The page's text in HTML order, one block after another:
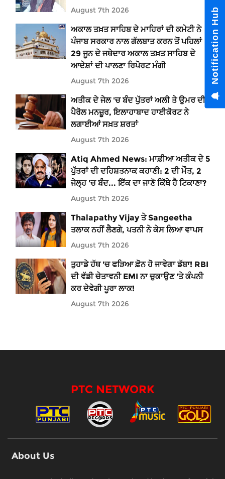
August 7th 2026
ਅਕਾਲ ਤਖ਼ਤ ਸਾਹਿਬ ਦੇ ਮਾਹਿਰਾਂ ਦੀ ਕਮੇਟੀ ਨੇ
ਪੰਜਾਬ ਸਰਕਾਰ ਨਾਲ ਗੱਲਬਾਤ ਕਰਨ ਤੋਂ ਪਹਿਲਾਂ
29 ਜੂਨ ਦੇ ਜਥੇਦਾਰ ਅਕਾਲ ਤਖ਼ਤ ਸਾਹਿਬ ਦੇ
ਆਦੇਸ਼ਾਂ ਦੀ ਪਾਲਣਾ ਰਿਪੋਰਟ ਮੰਗੀ
August 7th 2026
ਅਤੀਕ ਦੇ ਜੇਲ 'ਚ ਬੰਦ ਪੁੱਤਰਾਂ ਅਲੀ ਤੇ ਉਮਰ ਦੀ
ਪੈਰੋਲ ਮਨਜ਼ੂਰ, ਇਲਾਹਾਬਾਦ ਹਾਈਕੋਰਟ ਨੇ
ਲਗਾਈਆਂ ਸਖ਼ਤ ਸ਼ਰਤਾਂ
August 7th 2026
Atiq Ahmed News: ਮਾਫ਼ੀਆ ਅਤੀਕ ਦੇ 5
ਪੁੱਤਰਾਂ ਦੀ ਦਹਿਸ਼ਤਨਾਕ ਕਹਾਣੀ: 2 ਦੀ ਮੌਤ, 2
ਜੇਲ੍ਹ 'ਚ ਬੰਦ... ਇੱਕ ਦਾ ਜਾਣੋ ਕਿੱਥੇ ਹੈ ਟਿਕਾਣਾ?
August 7th 2026
Thalapathy Vijay ਤੇ Sangeetha
ਤਲਾਕ ਨਹੀਂ ਲੈਣਗੇ, ਪਤਨੀ ਨੇ ਕੇਸ ਲਿਆ ਵਾਪਸ
August 7th 2026
ਤੁਹਾਡੇ ਹੱਥ 'ਚ ਫੜਿਆ ਫ਼ੋਨ ਹੋ ਜਾਵੇਗਾ ਡੱਬਾ! RBI
ਦੀ ਵੱਡੀ ਚੇਤਾਵਨੀ EMI ਨਾ ਚੁਕਾਉਣ 'ਤੇ ਕੰਪਨੀ
ਕਰ ਦੇਵੇਗੀ ਪੂਰਾ ਲਾਕ!
August 7th 2026
PTC NETWORK
About Us
Notification Hub